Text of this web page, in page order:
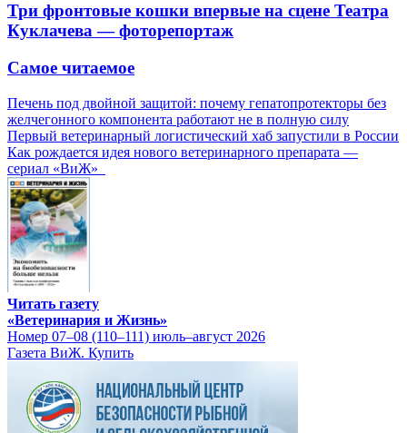
Три фронтовые кошки впервые на сцене Театра
Куклачева — фоторепортаж
Самое читаемое
Печень под двойной защитой: почему гепатопротекторы без
желчегонного компонента работают не в полную силу
Первый ветеринарный логистический хаб запустили в России
Как рождается идея нового ветеринарного препарата —
сериал «ВиЖ»
Читать газету
«Ветеринария и Жизнь»
Номер 07–08 (110–111) июль–август 2026
Газета ВиЖ. Купить